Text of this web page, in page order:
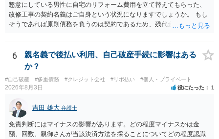
懇意にしている男性に自宅のリフォーム費用を立て替えてもらった、
改修工事の契約名義はご自身という状況になりますでしょうか。 もし
そうであれば原則債務を負うのは契約であるため、残代金を捻出して
ます。 入籍した場合でも、原則契約者が単独で全ての債務を負うこと
には変わりがありません。 なかなか対応に難しい案件であり、公開の
場でアドバイスを行うのも限界があるように思われますので、資料等
を持参のうえ個別に弁護士に相談されることをお勧めします。
6
親名義で後払い利用、自己破産手続に影響はある
か？
#自己破産 #多重債務 #クレジット会社 #リボ払い #個人・プライベート
2026年8月3日 役にたった 1
吉田 雄大 弁護士
免責判断にはマイナスの影響があります。どの程度マイナスかは金
額、回数、親御さんが当該決済方法を採ることについてどの程度認識